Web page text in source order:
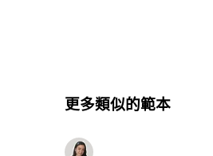
更多類似的範本